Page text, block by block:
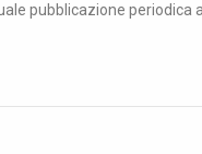
pubblicazione periodica